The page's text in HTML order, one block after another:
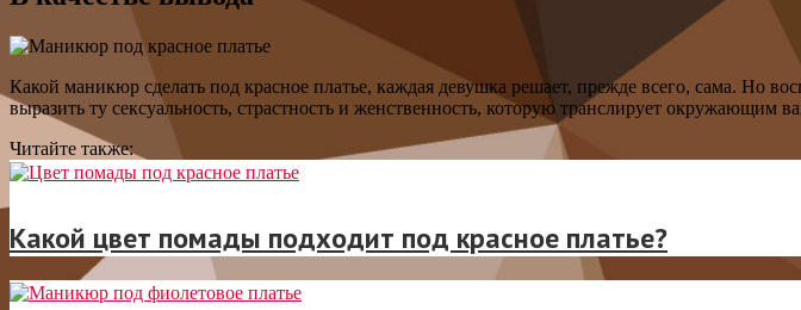
Какой маникюр сделать под красное платье, каждая девушка решает, прежде всего, сама. Но
выразить ту сексуальность, страстность и женственность, которую транслирует окружающим
Читайте также:
Какой цвет помады подходит под красное платье?